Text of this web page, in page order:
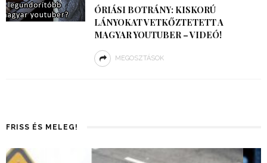
ÓRIÁSI BOTRÁNY: KISKORÚ
LÁNYOKAT VETKŐZTETETT A
MAGYAR YOUTUBER – VIDEÓ!
MEGOSZTÁSOK
FRISS ÉS MELEG!